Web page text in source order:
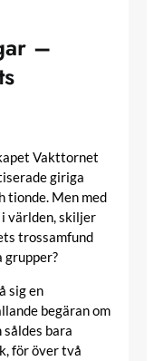
–
Vakttornet
giriga
tionde. Men med
världen, skiljer
trossamfund
grupper?
sig en
begäran om
såldes bara
för över två